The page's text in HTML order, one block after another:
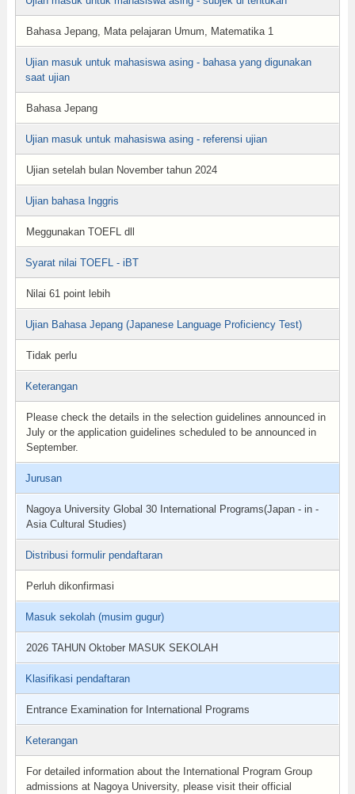
Bahasa Jepang, Mata pelajaran Umum, Matematika 1
Ujian masuk untuk mahasiswa asing - bahasa yang digunakan
saat ujian
Bahasa Jepang
Ujian masuk untuk mahasiswa asing - referensi ujian
Ujian setelah bulan November tahun 2024
Ujian bahasa Inggris
Meggunakan TOEFL dll
Syarat nilai TOEFL - iBT
Nilai 61 point lebih
Ujian Bahasa Jepang (Japanese Language Proficiency Test)
Tidak perlu
Keterangan
Please check the details in the selection guidelines announced in
July or the application guidelines scheduled to be announced in
September.
Jurusan
Nagoya University Global 30 International Programs(Japan - in -
Asia Cultural Studies)
Distribusi formulir pendaftaran
Perluh dikonfirmasi
Masuk sekolah (musim gugur)
2026 TAHUN Oktober MASUK SEKOLAH
Klasifikasi pendaftaran
Entrance Examination for International Programs
Keterangan
For detailed information about the International Program Group
admissions at Nagoya University, please visit their official